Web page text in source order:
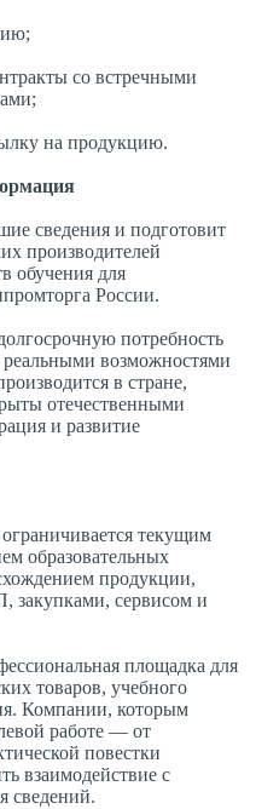
со встречными
на продукцию.
сведения и подготовит
производителей
обучения для
России.
потребность
реальными возможностями
в стране,
отечественными
и развитие
текущим
образовательных
продукции,
сервисом и
площадка для
товаров, учебного
Компании, которым
работе — от
повестки
взаимодействие с
сведений.